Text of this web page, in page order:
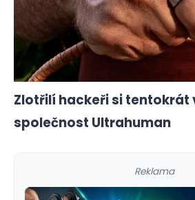
Zlotřilí hackeři si tentokrát
společnost Ultrahuman
Reklama